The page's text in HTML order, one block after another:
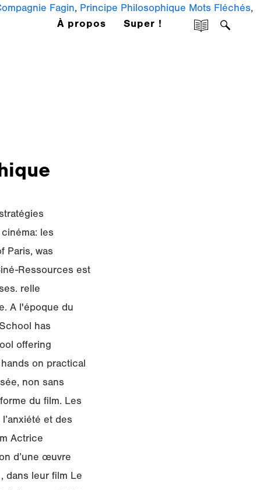
Fagin, Principe Philosophique Mots Fléchés,
À propos Super !
les
Paris, was
Ressources est
relle
A l'époque du
has
offering
on practical
non sans
du film. Les
et des
Actrice
d’une œuvre
dans leur film Le